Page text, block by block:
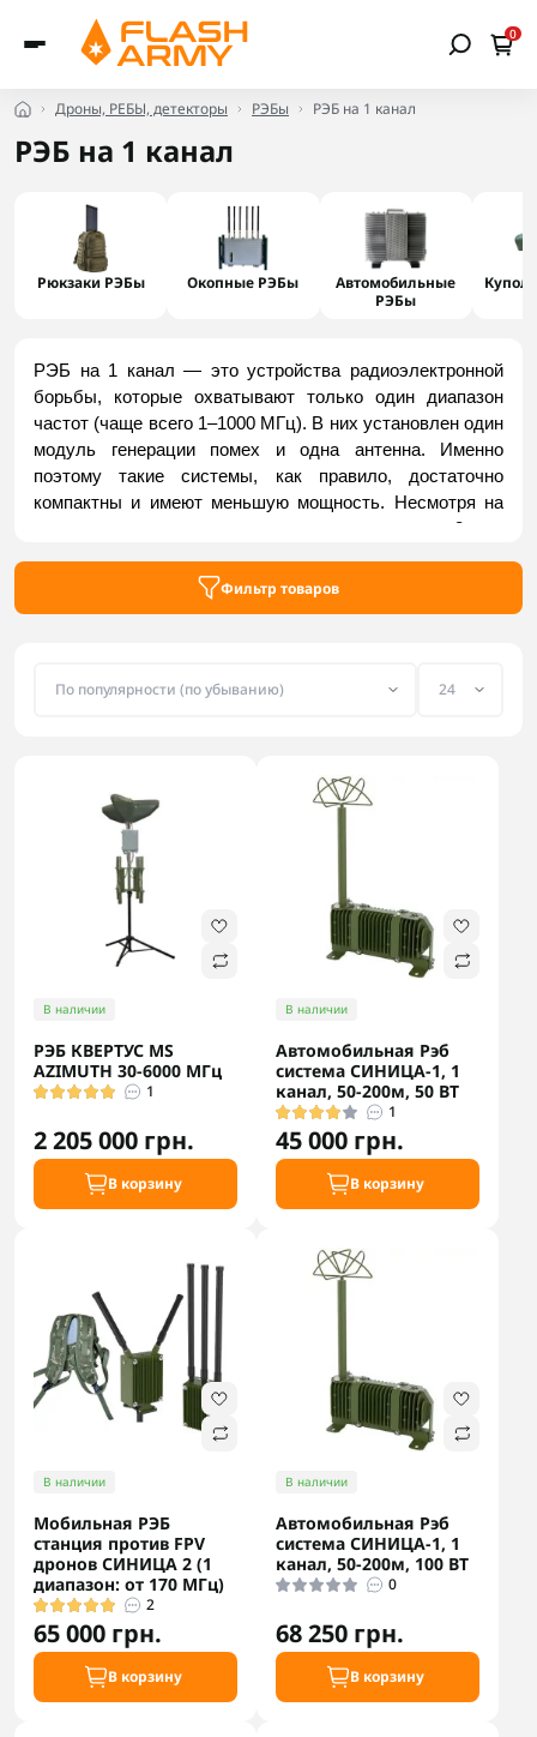
0
Дроны, РЕБЫ, детекторы РЭБы РЭБ на 1 канал
РЭБ на 1 канал
Рюкзаки РЭБы Окопные РЭБы
Автомобильные
РЭБы
РЭБ на 1 канал — это устройства радиоэлектронной
борьбы, которые охватывают только один диапазон
частот (чаще всего 1–1000 МГц). В них установлен один
модуль генерации помех и одна антенна. Именно
поэтому такие системы, как правило, достаточно
компактны и имеют меньшую мощность. Несмотря на
это, дальность подавления может достигать 3 км.
магазине Flash Army.
Фильтр товаров
В наличии
РЭБ КВЕРТУС MS
AZIMUTH 30-6000 МГц
1
2 205 000 грн.
В корзину
В наличии
Автомобильная Рэб
система СИНИЦА-1, 1
канал, 50-200м, 50 ВТ
1
45 000 грн.
В корзину
В наличии
Мобильная РЭБ
станция против FPV
дронов СИНИЦА 2 (1
диапазон: от 170 МГц)
2
65 000 грн.
В корзину
В наличии
Автомобильная Рэб
система СИНИЦА-1, 1
канал, 50-200м, 100 ВТ
0
68 250 грн.
В корзину